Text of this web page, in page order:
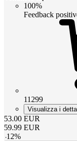
100%
Feedback
11299
Visualizza i
53.00 EUR
59.99 EUR
-12%